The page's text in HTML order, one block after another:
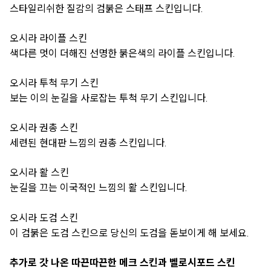
스타일리쉬한 질감의 검붉은 스태프 스킨입니다.
오시라 라이플 스킨
색다른 멋이 더해진 선명한 붉은색의 라이플 스킨입니다.
오시라 투척 무기 스킨
보는 이의 눈길을 사로잡는 투척 무기 스킨입니다.
오시라 권총 스킨
세련된 현대판 느낌의 권총 스킨입니다.
오시라 활 스킨
눈길을 끄는 이국적인 느낌의 활 스킨입니다.
오시라 도검 스킨
이 검붉은 도검 스킨으로 당신의 도검을 돋보이게 해 보세요.
추가로 갓 나온 따끈따끈한 메크 스킨과 벨로시포드 스킨